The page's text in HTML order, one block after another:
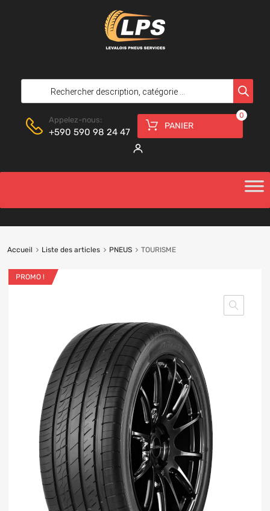
Appelez-nous:
+590 590 98 24 47
PANIER
0
Accueil Liste des articles PNEUS TOURISME
PROMO !